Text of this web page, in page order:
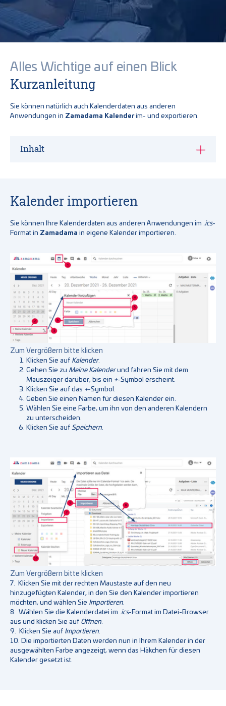
Alles Wichtige auf einen Blick
Kurzanleitung
Sie können natürlich auch Kalenderdaten aus anderen
Anwendungen in Zamadama Kalenderim- und exportieren.
Inhalt
Kalender importieren
Sie können Ihre Kalenderdaten aus anderen Anwendungen im .ics-
Format in Zamadama in eigene Kalender importieren.
Show larger version for:
Zum Vergrößern bitte klicken
Klicken Sie auf Kalender.
Gehen Sie zu Meine Kalenderund fahren Sie mit dem
Mauszeiger darüber, bis ein +-Symbol erscheint.
Klicken Sie auf das +-Symbol.
Geben Sie einen Namen für diesen Kalender ein.
Wählen Sie eine Farbe, um ihn von den anderen Kalendern
zu unterscheiden.
Klicken Sie auf Speichern
Show larger version for:
Zum Vergrößern bitte klicken
7. Klicken Sie mit der rechten Maustaste auf den neu
hinzugefügten Kalender, in den Sie den Kalender importieren
möchten, und wählen Sie Importieren
8. Wählen Sie die Kalenderdatei im . ics-Format im Datei-Browser
aus und klicken Sie auf Öffnen
9. Klicken Sie auf Importieren
10. Die importierten Daten werden nun in Ihrem Kalender in der
ausgewählten Farbe angezeigt, wenn das Häkchen für diesen
Kalender gesetzt ist.